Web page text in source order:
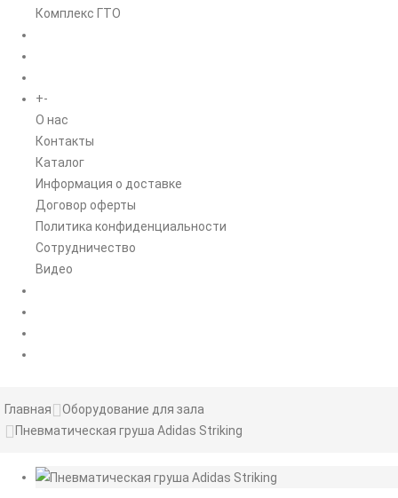
Комплекс ГТО
+-
O нас
Контакты
Каталог
Информация о доставке
Договор оферты
Политика конфиденциальности
Сотрудничество
Видео
Главная
Оборудование для зала
Пневматическая груша Adidas Striking